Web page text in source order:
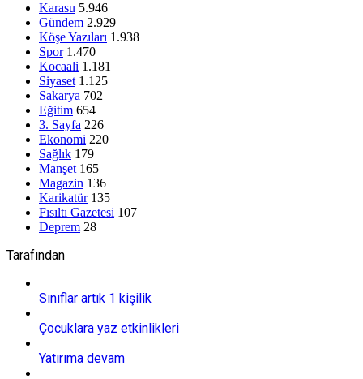
Karasu 5.946
Gündem 2.929
Köşe Yazıları 1.938
Spor 1.470
Kocaali 1.181
Siyaset 1.125
Sakarya 702
Eğitim 654
3. Sayfa 226
Ekonomi 220
Sağlık 179
Manşet 165
Magazin 136
Karikatür 135
Fısıltı Gazetesi 107
Deprem 28
Tarafından
Sınıflar artık 1 kişilik
Çocuklara yaz etkinlikleri
Yatırıma devam